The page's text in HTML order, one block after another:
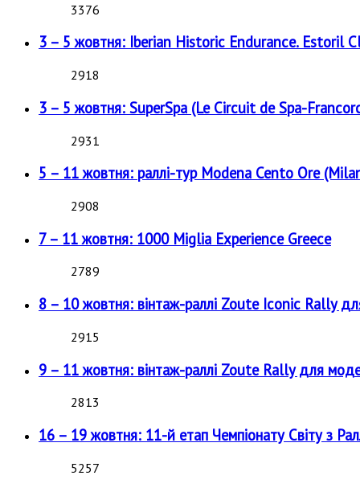
3376
3 – 5 жовтня: Iberian Historic Endurance. Estoril
2918
3 – 5 жовтня: SuperSpa (Le Circuit de Spa-
2931
5 – 11 жовтня: раллі-тур Modena Cento Ore
2908
7 – 11 жовтня: 1000 Miglia Experience Greece
2789
8 – 10 жовтня: вінтаж-раллі Zoute Iconic Rally
2915
9 – 11 жовтня: вінтаж-раллі Zoute Rally для
2813
16 – 19 жовтня: 11-й етап Чемпіонату Світу з
5257